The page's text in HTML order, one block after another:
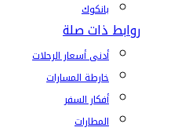
بانكوك
روابط ذات صلة
أدنى أسعار الرحلات
خارطة المسارات
أفكار السفر
المطارات